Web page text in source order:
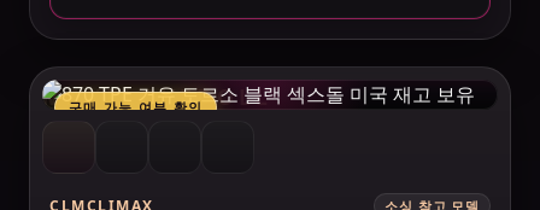
MAKELOVEDOLL
구매 가능 여부 확인
소싱 참고 모델